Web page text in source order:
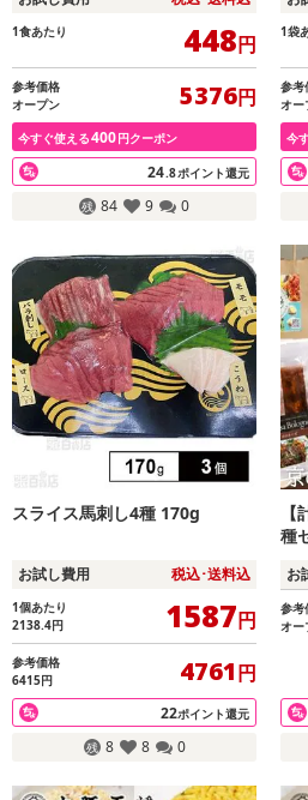
1食あたり 448円
参考価格
オープン
5376円
今すぐ使える400円クーポン
24.8ポイント還元
84 9 0
1袋
参考
オー
今
スライス馬刺し4種 170g
お試し費用 税込･送料込
1個あたり
2138.4円 1587円
参考価格
6415円
4761円
22ポイント還元
8 8 0
種
お
参考
オー